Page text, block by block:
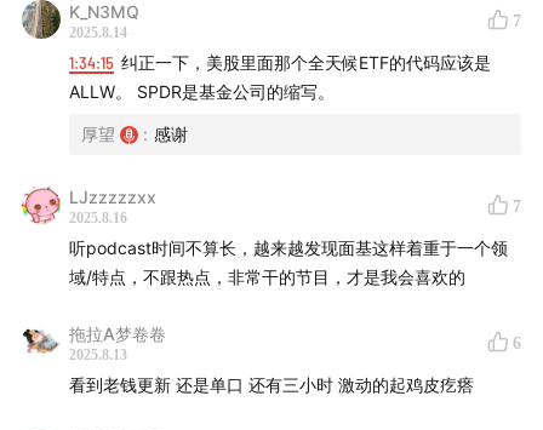
K_N3MQ
2025.8.14
7
1:34:15 纠正一下，美股里面那个全天候ETF的代码应该是
ALLW。 SPDR是基金公司的缩写。
厚望 : 感谢
LJzzzzzxx
2025.8.16
7
听podcast时间不算长，越来越发现面基这样着重于一个领
域/特点，不跟热点，非常干的节目，才是我会喜欢的
拖拉A梦卷卷
2025.8.13
6
看到老钱更新 还是单口 还有三小时 激动的起鸡皮疙瘩